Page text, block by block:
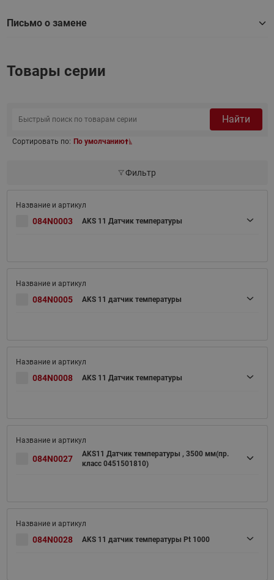
Письмо о замене
Товары серии
Найти
Сортировать по: По умолчанию
Фильтр
084N0003 AKS 11 Датчик температуры
084N0005 AKS 11 датчик температуры
084N0008 AKS 11 Датчик температуры
084N0027
AKS11 Датчик температуры , 3500 мм(пр.
класс 0451501810)
084N0028 AKS 11 датчик температуры Pt 1000